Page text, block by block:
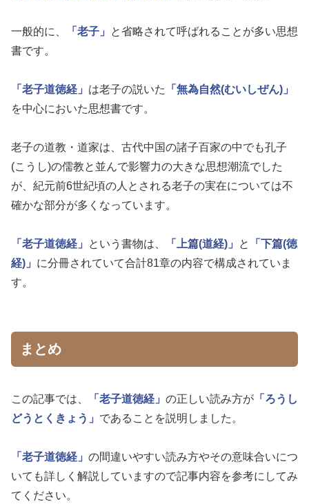
一般的に、 「老子」
と省略されて呼ばれることが多い思想
書です。
「老子道徳経」 は老子の説いた
「無為自然(むいしぜん)」
を中心においた思想書です。
老子の道教・道家は、古代中国の諸子百家の中でも孔子
(こうし)の儒教と並んで影響力の大きな思想潮流でした
が、紀元前6世紀頃の人とされる老子の実在については不
確かな部分が多くなっています。
「老子道徳経」 という書物は、 「上篇(道経)」 と
「下篇(徳
経)」 に分冊されていて合計81章の内容で構成されていま
す。
まとめ
この記事では、 「老子道徳経」 の正しい読み方が 「ろうし
どうとくきょう」 であることを説明しました。
「老子道徳経」 の間違いやすい読み方やその意味合いにつ
いても詳しく解説していますので記事内容を参考にしてみ
てください。